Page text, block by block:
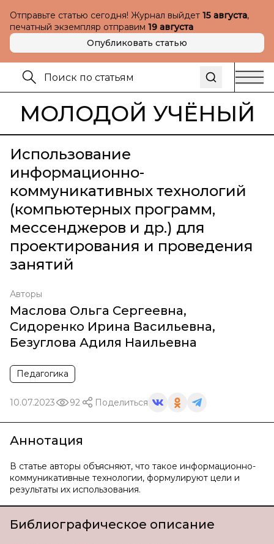
Отправьте статью сегодня! Журнал выйдет 15 августа,
печатный экземпляр отправим 19 августа
Опубликовать статью
МОЛОДОЙ УЧЁНЫЙ
Использование
информационно-
коммуникативных технологий
(компьютерных программ,
мессенджеров и др.) для
проектирования и проведения
занятий
Авторы
Маслова Ольга Сергеевна,
Сидоренко Ирина Васильевна,
Безуглова Адиля Наильевна
Педагогика
10.07.2023 92 Поделиться
Аннотация
В статье авторы объясняют, что такое информационно-
коммуникативные технологии, формулируют цели и
результаты их использования.
Библиографическое описание